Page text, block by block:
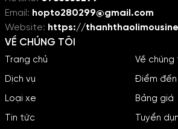
Email: hopto280299@gmail.com
Website: https://
VỀ CHÚNG TÔI
Trang chủ
Về chúng
Dịch vụ
Điểm đến
Loại xe
Bảng giá
Tin tức
Tuyển